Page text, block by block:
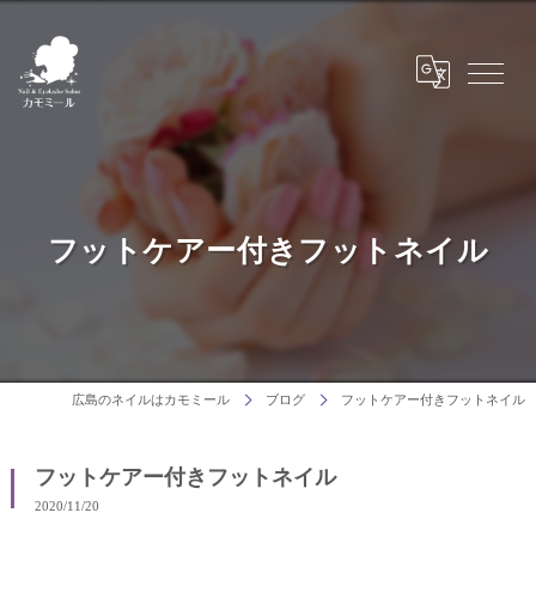
フットケアー付きフットネイル
広島のネイルはカモミール ブログ フットケアー付きフットネイル
フットケアー付きフットネイル
2020/11/20